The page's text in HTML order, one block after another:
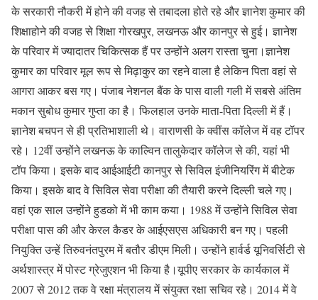
के सरकारी नौकरी में होने की वजह से तबादला होते रहे और ज्ञानेश कुमार की
शिक्षाहोने की वजह से शिक्षा गोरखपुर, लखनऊ और कानपुर से हुई। ज्ञानेश
के परिवार में ज्यादातर चिकित्सक हैं पर उन्होंने अलग रास्ता चुना।ज्ञानेश
कुमार का परिवार मूल रूप से मिढ़ाकुर का रहने वाला है लेकिन पिता वहां से
आगरा आकर बस गए। पंजाब नेशनल बैंक के पास वाली गली में सबसे अंतिम
मकान सुबोध कुमार गुप्ता का है। फिलहाल उनके माता-पिता दिल्ली में हैं।
ज्ञानेश बचपन से ही प्रतिभाशाली थे। वाराणसी के क्वींस कॉलेज में वह टॉपर
रहे। 12वीं उन्होंने लखनऊ के काल्विन तालुकेदार कॉलेज से की, यहां भी
टॉप किया। इसके बाद आईआईटी कानपुर से सिविल इंजीनियरिंग में बीटेक
किया। इसके बाद वे सिविल सेवा परीक्षा की तैयारी करने दिल्ली चले गए।
वहां एक साल उन्होंने हुडको में भी काम कया। 1988 में उन्होंने सिविल सेवा
परीक्षा पास की और केरल कैडर के आईएसएस अधिकारी बन गए। पहली
नियुक्ति उन्हें तिरुवनंतपुरम में बतौर डीएम मिली। उन्होंने हार्वर्ड यूनिवर्सिटी से
अर्थशास्त्र में पोस्ट ग्रेजुएशन भी किया है।यूपीए सरकार के कार्यकाल में
2007 से 2012 तक वे रक्षा मंत्रालय में संयुक्त रक्षा सचिव रहे। 2014 में वे